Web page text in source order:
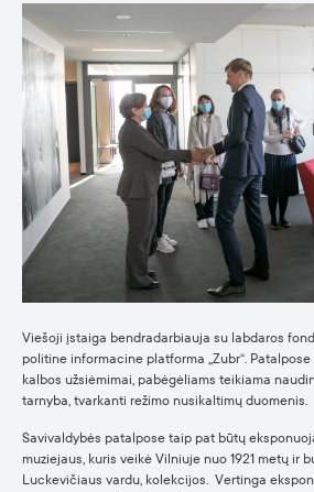
Viešoji įstaiga bendradarbiauja su labdaros
politine informacine platforma „Zubr“.
kalbos užsiėmimai, pabėgėliams teikiama
tarnyba, tvarkanti režimo nusikaltimų duomenis.
Savivaldybės patalpose taip pat būtų
muziejaus, kuris veikė Vilniuje nuo 1921 metų ir
Luckevičiaus vardu, kolekcijos. Vertinga